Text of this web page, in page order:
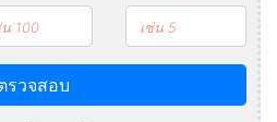
รวจสอบ